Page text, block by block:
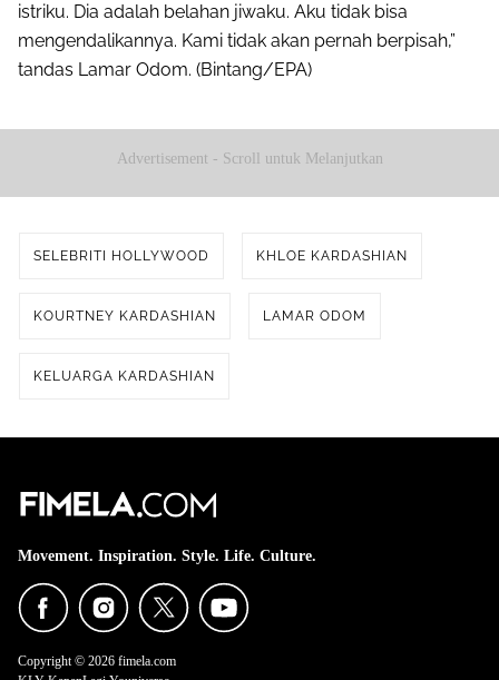
istriku. Dia adalah belahan jiwaku. Aku tidak bisa
mengendalikannya. Kami tidak akan pernah berpisah,”
tandas Lamar Odom. (Bintang/EPA)
Advertisement - Scroll untuk Melanjutkan
SELEBRITI HOLLYWOOD KHLOE KARDASHIAN
KOURTNEY KARDASHIAN LAMAR ODOM
KELUARGA KARDASHIAN
Movement. Inspiration. Style. Life. Culture.
Copyright © 2026 fimela.com